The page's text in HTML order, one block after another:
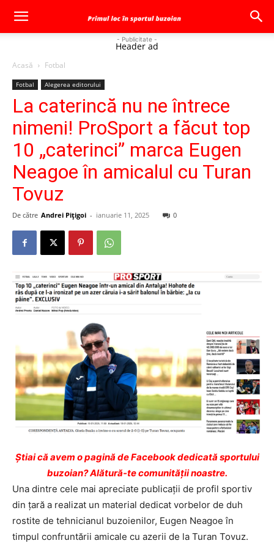
- Publicitate -
Header ad
Acasă Fotbal
Fotbal Alegerea editorului
La caterincă nu ne întrece
nimeni! ProSport a făcut top
10 „caterinci” marca Eugen
Neagoe în amicalul cu Turan
Tovuz
De către Andrei Pițigoi - ianuarie 11, 2025 0
Ştiai că avem o pagină de Facebook dedicată sportului
buzoian? Alătură-te comunității noastre.
Una dintre cele mai apreciate publicații de profil sportiv
din țară a realizat un material dedicat vorbelor de duh
rostite de tehnicianul buzoienilor, Eugen Neagoe în
timpul confruntării amicale cu azerii de la Turan Tovuz.